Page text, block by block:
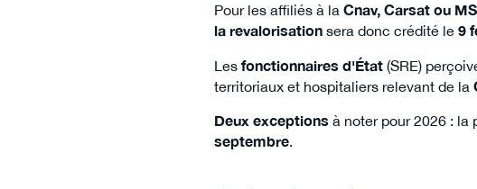
Pour les affiliés à laCnav, Carsat ou
la revalorisation sera donc crédité le9
Lesfonctionnaires d'État (SRE)
territoriaux et hospitaliers relevant de la
Deux exceptions à noter pour 2026 :
septembre.